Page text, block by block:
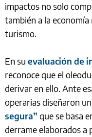
impactos no solo
también a la economía
turismo.
En su evaluación de
reconoce que el
derivar en ello. Ante
operarias diseñaron
segura” que se basa
derrame elaborados a